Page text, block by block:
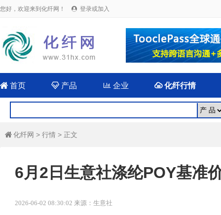
您好，欢迎来到化纤网！  登录或加入
 首页  产品 企业 化纤行情
 化纤网 > 行情 > 正文
6月2日生意社涤纶POY基准
2026-06-02 08:30:02 来源：生意社